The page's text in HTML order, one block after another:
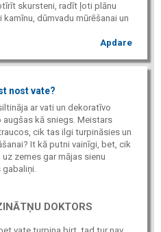
skursteni, radīt ļoti plānu
dūmvadu mūrēšanai un
Apdare
nost vate?
ar vati un dekoratīvo
augšas kā sniegs. Meistars
cik tas ilgi turpināsies un
It kā putni vainīgi, bet, cik
zemes gar mājas sienu
DOKTORS
vate turpina birt, tad tur nav